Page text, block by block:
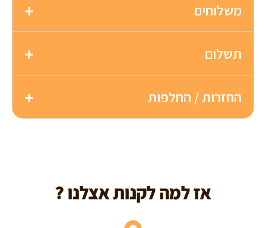
משלוחים
תשלום
החזרות / החלפות
אז למה לקנות אצלנו ?